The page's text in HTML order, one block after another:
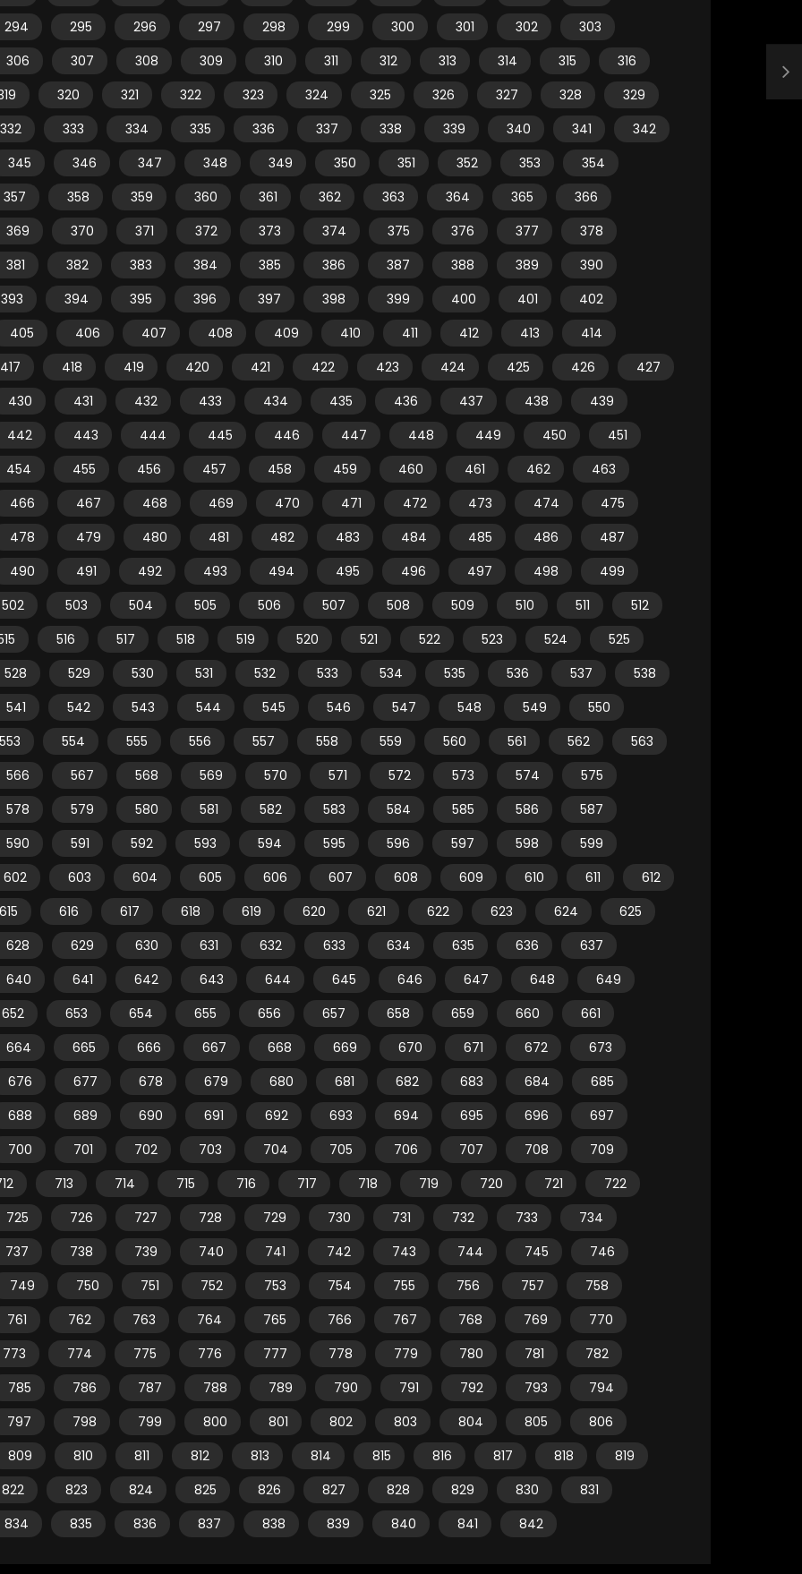
294
295 296 297 298 299 300 301 302
303
306
307 308 309 310 311 312 313 314 315
316
320 321 322 323 324 325 326 327 328
329
332
333 334 335 336 337 338 339 340 341
342
345
346 347 348 349 350 351 352 353
354
357
358 359 360 361 362 363 364 365
366
369
370 371 372 373 374 375 376 377
378
381
382 383 384 385 386 387 388 389
390
393
394 395 396 397 398 399 400 401
402
405
406 407 408 409 410 411 412 413
414
417
418 419 420 421 422 423 424 425 426
427
430
431 432 433 434 435 436 437 438
439
442
443 444 445 446 447 448 449 450
451
454
455 456 457 458 459 460 461 462
463
466
467 468 469 470 471 472 473 474
475
478
479 480 481 482 483 484 485 486
487
490
491 492 493 494 495 496 497 498
499
502
503 504 505 506 507 508 509 510 511
512
516 517 518 519 520 521 522 523 524
525
528
529 530 531 532 533 534 535 536 537
538
541
542 543 544 545 546 547 548 549
550
553
554 555 556 557 558 559 560 561 562
563
566
567 568 569 570 571 572 573 574
575
578
579 580 581 582 583 584 585 586
587
590
591 592 593 594 595 596 597 598
599
602
603 604 605 606 607 608 609 610 611
612
615
616 617 618 619 620 621 622 623 624
625
628
629 630 631 632 633 634 635 636
637
640
641 642 643 644 645 646 647 648
649
652
653 654 655 656 657 658 659 660
661
664
665 666 667 668 669 670 671 672
673
676
677 678 679 680 681 682 683 684
685
688
689 690 691 692 693 694 695 696
697
700
701 702 703 704 705 706 707 708
709
713 714 715 716 717 718 719 720 721
722
725
726 727 728 729 730 731 732 733
734
737
738 739 740 741 742 743 744 745
746
749
750 751 752 753 754 755 756 757
758
761
762 763 764 765 766 767 768 769
770
773
774 775 776 777 778 779 780 781
782
785
786 787 788 789 790 791 792 793
794
797
798 799 800 801 802 803 804 805
806
809
810 811 812 813 814 815 816 817 818
819
822
823 824 825 826 827 828 829 830
831
834
835 836 837 838 839 840 841 842